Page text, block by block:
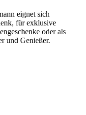
eignet sich
für exklusive
oder als
und Genießer.